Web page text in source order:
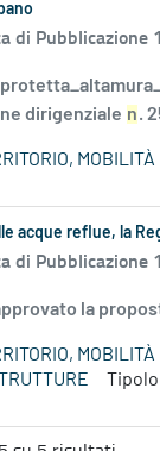
di
dirigenziale n.
acque reflue, la
di
la